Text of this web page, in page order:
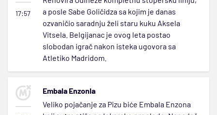
17:57
a posle Sabe Goličidza sa kojim je danas
ozvaničio saradnju želi staru kuku Aksela
Vitsela. Belgijanac je ovog leta postao
slobodan igrač nakon isteka ugovora sa
Atletiko Madridom.
Embala Enzonla
Veliko pojačanje za Pizu biće Embala Enzona